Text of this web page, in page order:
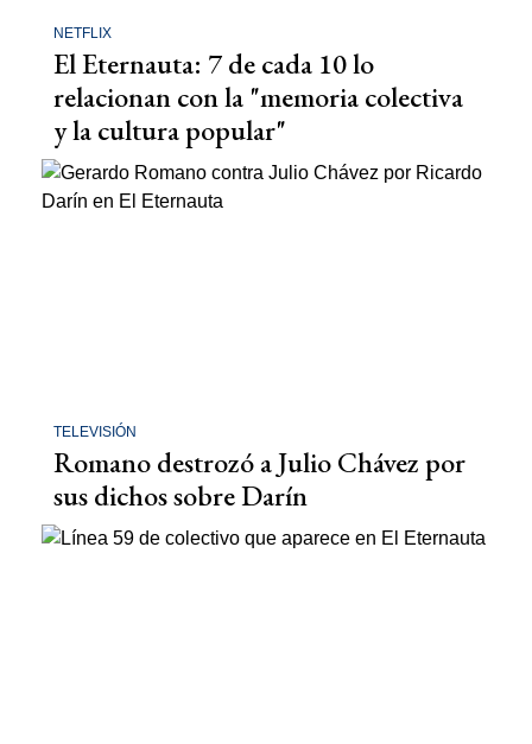
NETFLIX
El Eternauta: 7 de cada 10 lo
relacionan con la "memoria colectiva
y la cultura popular"
TELEVISIÓN
Romano destrozó a Julio Chávez por
sus dichos sobre Darín